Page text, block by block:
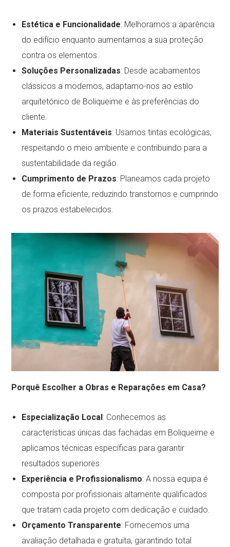
Estética e Funcionalidade: Melhoramos a aparência
do edifício enquanto aumentamos a sua proteção
contra os elementos.
Soluções Personalizadas: Desde acabamentos
clássicos a modernos, adaptamo-nos ao estilo
arquitetónico de Boliqueime e às preferências do
cliente.
Materiais Sustentáveis: Usamos tintas ecológicas,
respeitando o meio ambiente e contribuindo para a
sustentabilidade da região.
Cumprimento de Prazos: Planeamos cada projeto
de forma eficiente, reduzindo transtornos e cumprindo
os prazos estabelecidos.
Porquê Escolher a Obras e Reparações em Casa?
Especialização Local: Conhecemos as
características únicas das fachadas em Boliqueime e
aplicamos técnicas específicas para garantir
resultados superiores.
Experiência e Profissionalismo: A nossa equipa é
composta por profissionais altamente qualificados
que tratam cada projeto com dedicação e cuidado.
Orçamento Transparente: Fornecemos uma
avaliação detalhada e gratuita, garantindo total